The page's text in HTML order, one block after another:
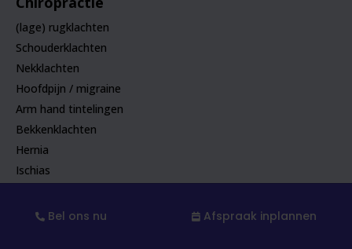
(lage) rugklachten
Schouderklachten
Nekklachten
Hoofdpijn / migraine
Arm hand tintelingen
Bekkenklachten
Hernia
Ischias
Functionele Neurologie
Bel ons nu Afspraak inplannen